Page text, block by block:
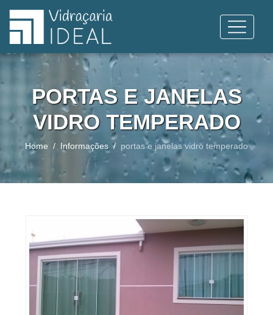
PORTAS E JANELAS
VIDRO TEMPERADO
Home Informações portas e janelas vidro temperado